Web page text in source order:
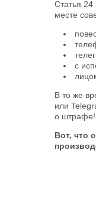
Статья
месте
с
В то же
или
о
Вот, что